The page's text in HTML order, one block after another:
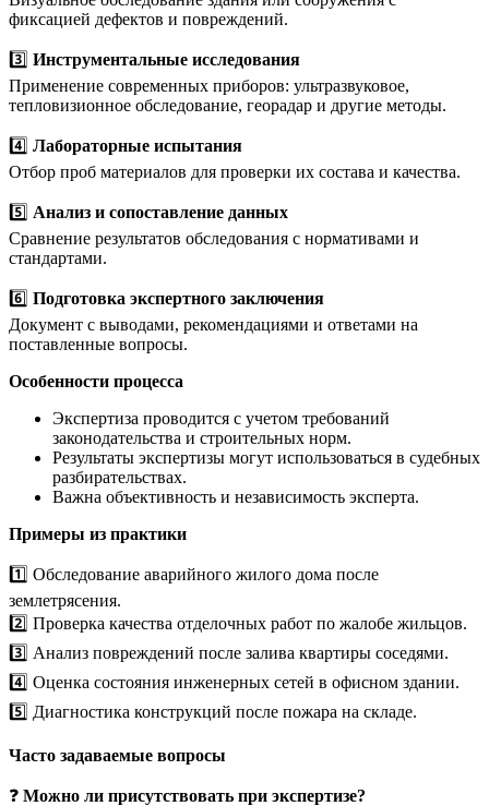
фиксацией дефектов и повреждений.
3️⃣ Инструментальные исследования
Применение современных приборов: ультразвуковое,
тепловизионное обследование, георадар и другие методы.
4️⃣ Лабораторные испытания
Отбор проб материалов для проверки их состава и качества.
5️⃣ Анализ и сопоставление данных
Сравнение результатов обследования с нормативами и
стандартами.
6️⃣ Подготовка экспертного заключения
Документ с выводами, рекомендациями и ответами на
поставленные вопросы.
Особенности процесса
Экспертиза проводится с учетом требований
законодательства и строительных норм.
Результаты экспертизы могут использоваться в судебных
разбирательствах.
Важна объективность и независимость эксперта.
Примеры из практики
1️⃣ Обследование аварийного жилого дома после
землетрясения.
2️⃣ Проверка качества отделочных работ по жалобе жильцов.
3️⃣ Анализ повреждений после залива квартиры соседями.
4️⃣ Оценка состояния инженерных сетей в офисном здании.
5️⃣ Диагностика конструкций после пожара на складе.
Часто задаваемые вопросы
❓ Можно ли присутствовать при экспертизе?